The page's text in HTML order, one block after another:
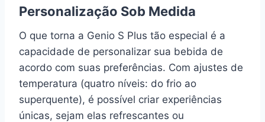
Personalização Sob Medida
O que torna a Genio S Plus tão especial é a
capacidade de personalizar sua bebida de
acordo com suas preferências. Com ajustes de
temperatura (quatro níveis: do frio ao
superquente), é possível criar experiências
únicas, sejam elas refrescantes ou